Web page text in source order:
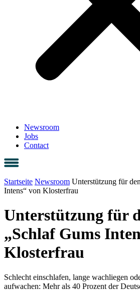
Newsroom
Jobs
Contact
Startseite Newsroom Unterstützung für
Intens“ von Klosterfrau
Unterstützung für
„Schlaf Gums
Klosterfrau
Schlecht einschlafen, lange wachliegen
aufwachen: Mehr als 40 Prozent der